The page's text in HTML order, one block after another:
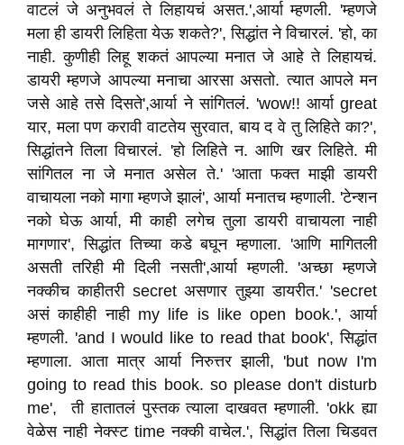
वाटलं जे अनुभवलं ते लिहायचं असत.',आर्या म्हणली. 'म्हणजे
मला ही डायरी लिहिता येऊ शकते?', सिद्धांत ने विचारलं. 'हो, का
नाही. कुणीही लिहू शकतं आपल्या मनात जे आहे ते लिहायचं.
डायरी म्हणजे आपल्या मनाचा आरसा असतो. त्यात आपले मन
जसे आहे तसे दिसते',आर्या ने सांगितलं. 'wow!! आर्या great
यार, मला पण करावी वाटतेय सुरवात, बाय द वे तु लिहिते का?',
सिद्धांतने तिला विचारलं. 'हो लिहिते न. आणि खर लिहिते. मी
सांगितल ना जे मनात असेल ते.' 'आता फक्त माझी डायरी
वाचायला नको मागा म्हणजे झालं', आर्या मनातच म्हणाली. 'टेन्शन
नको घेऊ आर्या, मी काही लगेच तुला डायरी वाचायला नाही
मागणार', सिद्धांत तिच्या कडे बघून म्हणाला. 'आणि मागितली
असती तरिही मी दिली नसती',आर्या म्हणली. 'अच्छा म्हणजे
नक्कीच काहीतरी secret असणार तुझ्या डायरीत.' 'secret
असं काहीही नाही my life is like open book.', आर्या
म्हणली. 'and I would like to read that book', सिद्धांत
म्हणाला. आता मात्र आर्या निरुत्तर झाली, 'but now I'm
going to read this book. so please don't disturb
me', ती हातातलं पुस्तक त्याला दाखवत म्हणाली. 'okk ह्या
वेळेस नाही नेक्स्ट time नक्की वाचेल.', सिद्धांत तिला चिडवत